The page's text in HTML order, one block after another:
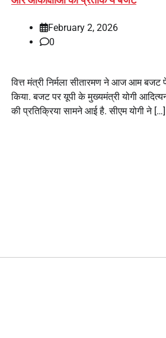
February 2, 2026
0
वित्त मंत्री निर्मला सीतारमण ने आज आम बजट
किया. बजट पर यूपी के मुख्यमंत्री योगी
की प्रतिक्रिया सामने आई है. सीएम योगी ने […]